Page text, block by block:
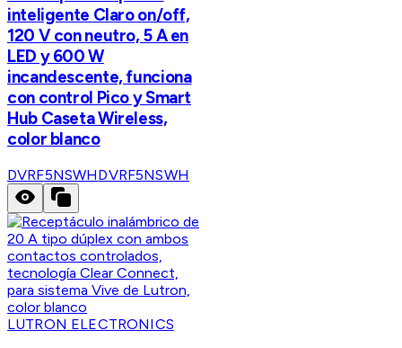
inteligente Claro on/off,
120 V con neutro, 5 A en
LED y 600 W
incandescente, funciona
con control Pico y Smart
Hub Caseta Wireless,
color blanco
DVRF5NSWHDVRF5NSWH
LUTRON ELECTRONICS